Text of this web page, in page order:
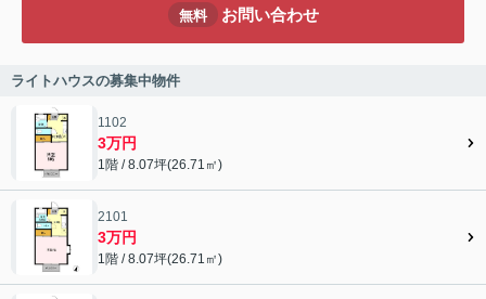
無料 お問い合わせ
ライトハウスの募集中物件
1102
3万円
1階 / 8.07坪(26.71㎡)
2101
3万円
1階 / 8.07坪(26.71㎡)